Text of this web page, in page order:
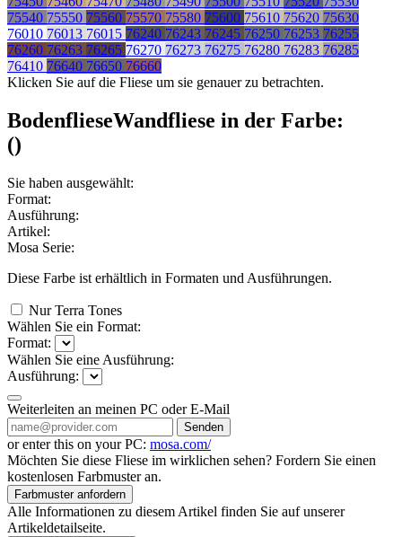
75540 75550 75560 75570 75580 75600 75610 75620 75630
76010 76013 76015 76240 76243 76245 76250 76253 76255
76260 76263 76265 76270 76273 76275 76280 76283 76285
76410 76640 76650 76660
Klicken Sie auf die Fliese um sie genauer zu betrachten.
BodenflieseWandfliese in der Farbe:
()
Sie haben ausgewählt:
Format:
Ausführung:
Artikel:
Mosa Serie:
Diese Farbe ist erhältlich in Formaten und Ausführungen.
Nur Terra Tones
Wählen Sie ein Format:
Format:
Wählen Sie eine Ausführung:
Ausführung:
Weiterleiten an meinen PC oder E-Mail
Senden
or enter this on your PC: mosa.com/
Möchten Sie diese Fliese im wirklichen sehen? Fordern Sie einen
kostenlosen Farbmuster an.
Farbmuster anfordern
Alle Informationen zu diesem Artikel finden Sie auf unserer
Artikeldetailseite.